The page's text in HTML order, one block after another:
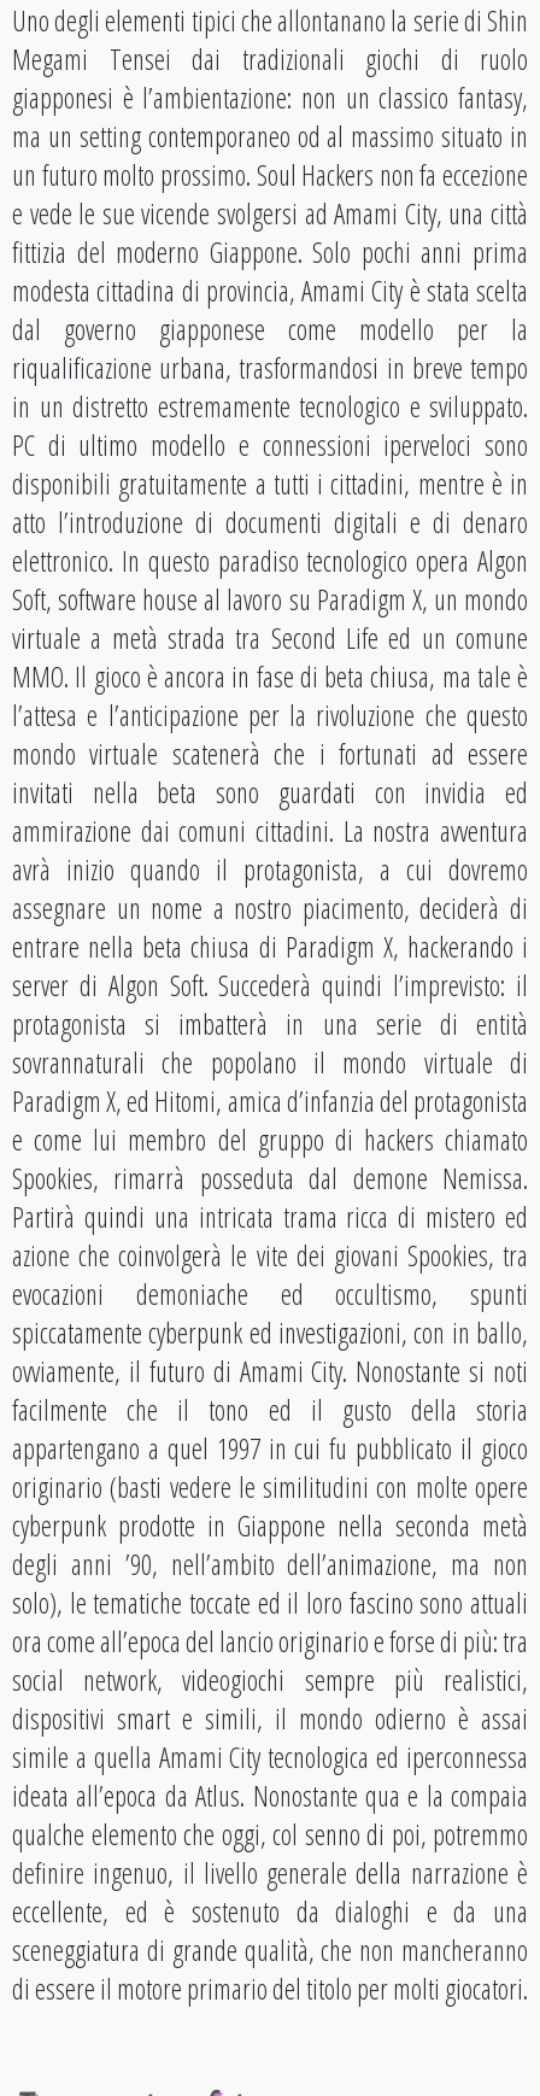
Uno degli elementi tipici che allontanano la serie di Shin
Megami Tensei dai tradizionali giochi di ruolo
giapponesi è l’ambientazione: non un classico fantasy,
ma un setting contemporaneo od al massimo situato in
un futuro molto prossimo. Soul Hackers non fa eccezione
e vede le sue vicende svolgersi ad Amami City, una città
fittizia del moderno Giappone. Solo pochi anni prima
modesta cittadina di provincia, Amami City è stata scelta
dal governo giapponese come modello per la
riqualificazione urbana, trasformandosi in breve tempo
in un distretto estremamente tecnologico e sviluppato.
PC di ultimo modello e connessioni iperveloci sono
disponibili gratuitamente a tutti i cittadini, mentre è in
atto l’introduzione di documenti digitali e di denaro
elettronico. In questo paradiso tecnologico opera Algon
Soft, software house al lavoro su Paradigm X, un mondo
virtuale a metà strada tra Second Life ed un comune
MMO. Il gioco è ancora in fase di beta chiusa, ma tale è
l’attesa e l’anticipazione per la rivoluzione che questo
mondo virtuale scatenerà che i fortunati ad essere
invitati nella beta sono guardati con invidia ed
ammirazione dai comuni cittadini. La nostra avventura
avrà inizio quando il protagonista, a cui dovremo
assegnare un nome a nostro piacimento, deciderà di
entrare nella beta chiusa di Paradigm X, hackerando i
server di Algon Soft. Succederà quindi l’imprevisto: il
protagonista si imbatterà in una serie di entità
sovrannaturali che popolano il mondo virtuale di
Paradigm X, ed Hitomi, amica d’infanzia del protagonista
e come lui membro del gruppo di hackers chiamato
Spookies, rimarrà posseduta dal demone Nemissa.
Partirà quindi una intricata trama ricca di mistero ed
azione che coinvolgerà le vite dei giovani Spookies, tra
evocazioni demoniache ed occultismo, spunti
spiccatamente cyberpunk ed investigazioni, con in ballo,
ovviamente, il futuro di Amami City. Nonostante si noti
facilmente che il tono ed il gusto della storia
appartengano a quel 1997 in cui fu pubblicato il gioco
originario (basti vedere le similitudini con molte opere
cyberpunk prodotte in Giappone nella seconda metà
degli anni ’90, nell’ambito dell’animazione, ma non
solo), le tematiche toccate ed il loro fascino sono attuali
ora come all’epoca del lancio originario e forse di più: tra
social network, videogiochi sempre più realistici,
dispositivi smart e simili, il mondo odierno è assai
simile a quella Amami City tecnologica ed iperconnessa
ideata all’epoca da Atlus. Nonostante qua e la compaia
qualche elemento che oggi, col senno di poi, potremmo
definire ingenuo, il livello generale della narrazione è
eccellente, ed è sostenuto da dialoghi e da una
sceneggiatura di grande qualità, che non mancheranno
di essere il motore primario del titolo per molti giocatori.